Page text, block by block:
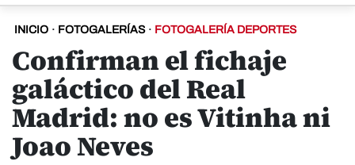
INICIO · FOTOGALERÍAS · FOTOGALERÍA DEPORTES
Confirman el fichaje
galáctico del Real
Madrid: no es Vitinha ni
Joao Neves